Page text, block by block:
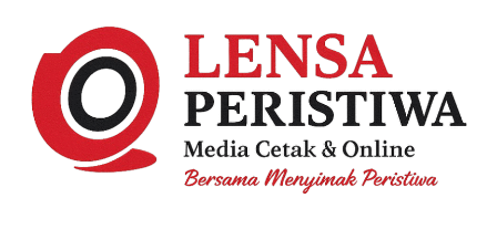
content